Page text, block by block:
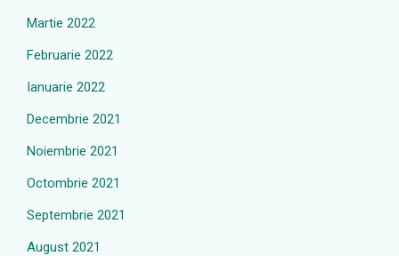
Martie 2022
Februarie 2022
Ianuarie 2022
Decembrie 2021
Noiembrie 2021
Octombrie 2021
Septembrie 2021
August 2021